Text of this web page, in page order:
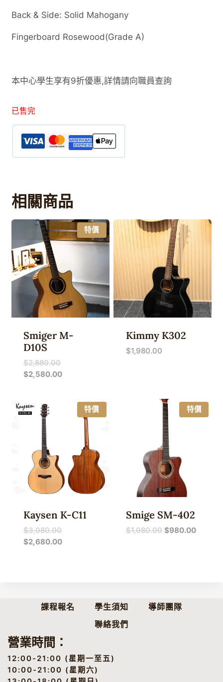
Back & Side: Solid Mahogany
Fingerboard Rosewood(Grade A)
本中心學生享有9折優惠,詳情請向職員查詢
已售完
相關商品
特價
Smiger M-
D10S
$2,880.00原
始
$2,880.00。
$2,580.00目
$2,580.00。
Kimmy K302
$1,980.00
特價
Kaysen K-C11
$3,080.00原
始
$2,680.00目
特價
Smige SM-402
$1,080.00 原
$980.00目
課程報名 學生須知
導師團隊
聯絡我們
營業時間：
12:00-21:00 (星期一至五)
10:00-21:00 (星期六)